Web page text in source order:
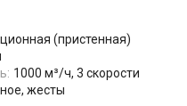
(пристенная)
1000 м³/ч, 3 скорости
жесты